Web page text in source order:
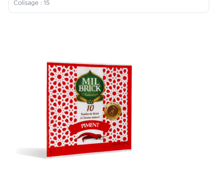
Colisage : 15